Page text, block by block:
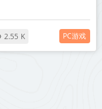
2.55 K PC游戏